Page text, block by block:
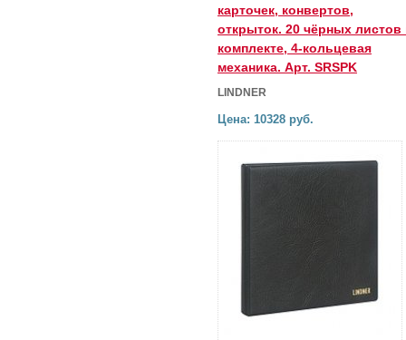
карточек, конвертов,
открыток. 20 чёрных листов
комплекте, 4-кольцевая
механика. Арт. SRSPK
LINDNER
Цена: 10328 руб.